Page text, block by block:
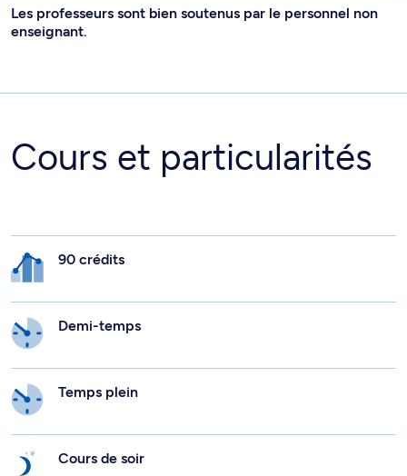
Les professeurs sont bien soutenus par le personnel non
enseignant.
Cours et particularités
90 crédits
Demi-temps
Temps plein
Cours de soir